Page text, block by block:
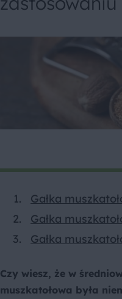
Gałka
Gałka
Gałka
Czy wiesz, że w
muszkatołowa była